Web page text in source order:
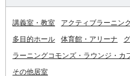
講義室・教室 アクティブラーニン
多目的ホール
体育館・アリーナ
ラーニングコモンズ・ラウンジ・カ
その他居室